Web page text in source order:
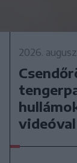
2026.
videóval